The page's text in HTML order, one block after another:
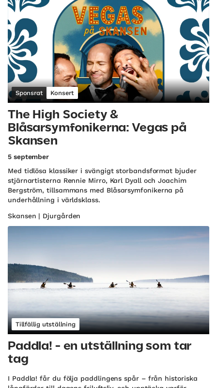
Sponsrat Konsert
The High Society &
Blåsarsymfonikerna: Vegas på
Skansen
5 september
Med tidlösa klassiker i svängigt storbandsformat bjuder
stjärnartisterna Rennie Mirro, Karl Dyall och Joachim
Bergström, tillsammans med Blåsarsymfonikerna på
underhållning i världsklass.
Skansen | Djurgården
Tillfällig utställning
Paddla! - en utställning som tar
tag
I Paddla! får du följa paddlingens spår – från historiska